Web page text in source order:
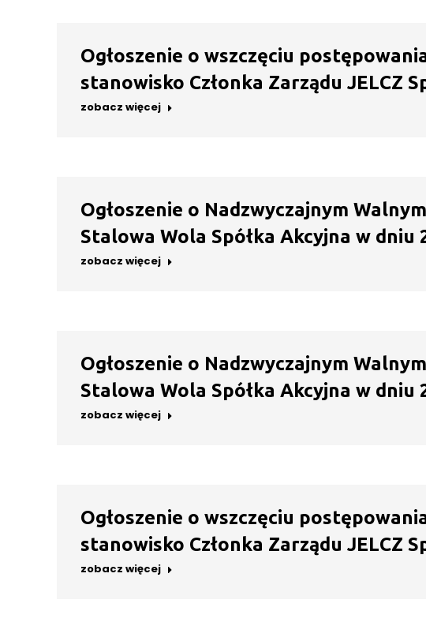
Ogłoszenie o wszczęciu
stanowisko Członka Zarządu JELCZ
zobacz więcej
Ogłoszenie o Nadzwyczajnym
Stalowa Wola Spółka Akcyjna w dniu
zobacz więcej
Ogłoszenie o Nadzwyczajnym
Stalowa Wola Spółka Akcyjna w dniu
zobacz więcej
Ogłoszenie o wszczęciu
stanowisko Członka Zarządu JELCZ
zobacz więcej